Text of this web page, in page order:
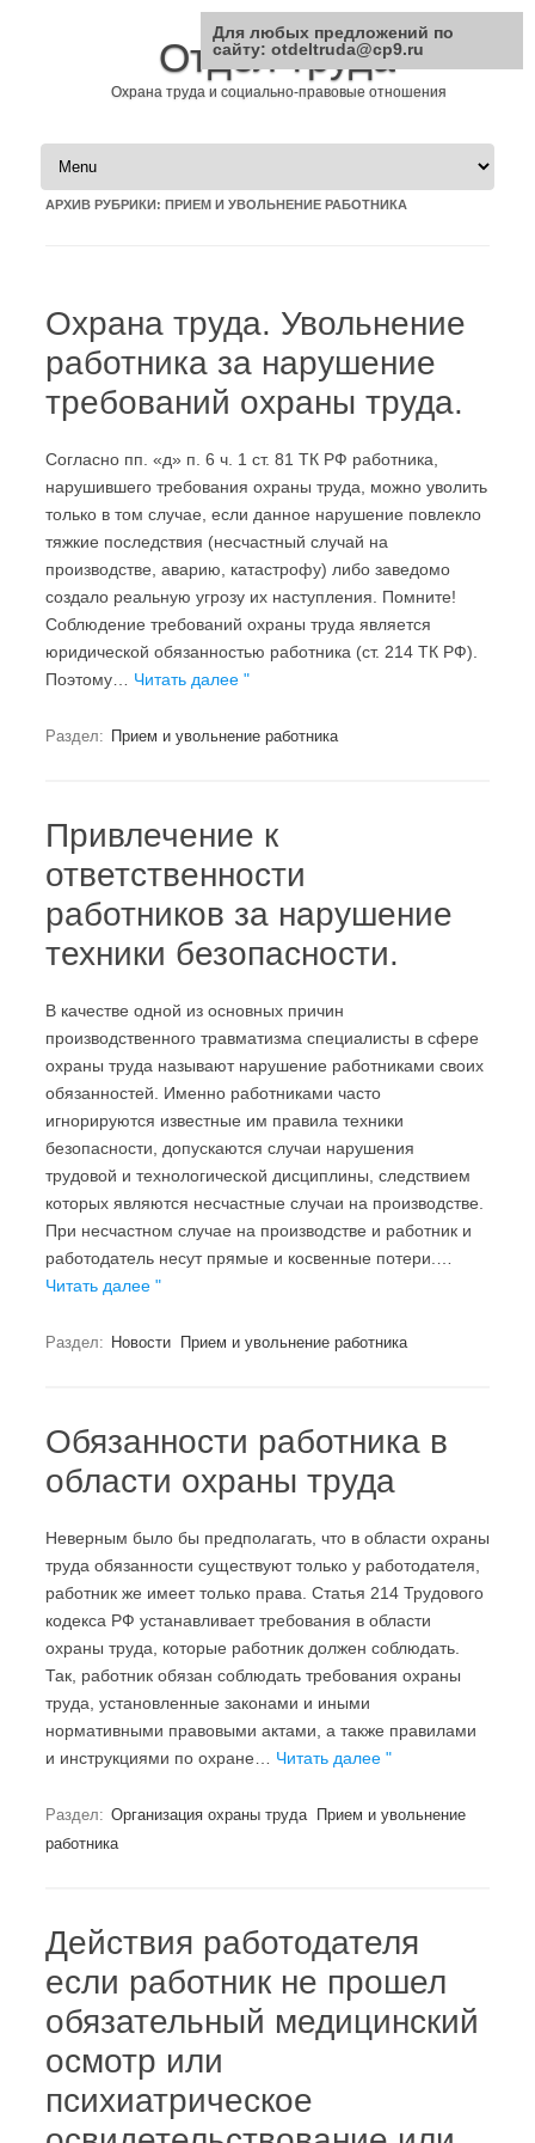
Отдел труда
Охрана труда и социально-правовые отношения
Перейти к содержимому
АРХИВ РУБРИКИ: ПРИЕМ И УВОЛЬНЕНИЕ РАБОТНИКА
Охрана труда. Увольнение
работника за нарушение
требований охраны труда.
Согласно пп. «д» п. 6 ч. 1 ст. 81 ТК РФ работника,
нарушившего требования охраны труда, можно уволить
только в том случае, если данное нарушение повлекло
тяжкие последствия (несчастный случай на
производстве, аварию, катастрофу) либо заведомо
создало реальную угрозу их наступления. Помните!
Соблюдение требований охраны труда является
юридической обязанностью работника (ст. 214 ТК РФ).
Поэтому… Читать далее "
Раздел: Прием и увольнение работника
Привлечение к
ответственности
работников за нарушение
техники безопасности.
В качестве одной из основных причин
производственного травматизма специалисты в сфере
охраны труда называют нарушение работниками своих
обязанностей. Именно работниками часто
игнорируются известные им правила техники
безопасности, допускаются случаи нарушения
трудовой и технологической дисциплины, следствием
которых являются несчастные случаи на производстве.
При несчастном случае на производстве и работник и
работодатель несут прямые и косвенные потери.…
Читать далее "
Раздел: Новости Прием и увольнение работника
Обязанности работника в
области охраны труда
Неверным было бы предполагать, что в области охраны
труда обязанности существуют только у работодателя,
работник же имеет только права. Статья 214 Трудового
кодекса РФ устанавливает требования в области
охраны труда, которые работник должен соблюдать.
Так, работник обязан соблюдать требования охраны
труда, установленные законами и иными
нормативными правовыми актами, а также правилами
и инструкциями по охране… Читать далее "
Раздел: Организация охраны труда
Прием и увольнение
работника
Действия работодателя
если работник не прошел
обязательный медицинский
осмотр или
психиатрическое
Для любых предложений по
сайту: otdeltruda@cp9.ru